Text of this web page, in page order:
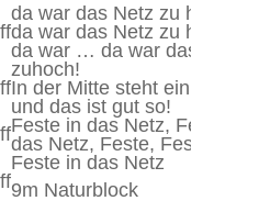
da war das Netz zu hoch,
da war das Netz zu hoch,
da war … da war das Netz
zuhoch!
In der Mitte steht ein Netz
und das ist gut so!
Feste in das Netz, Feste in
das Netz, Feste, Feste …
Feste in das Netz
9m Naturblock